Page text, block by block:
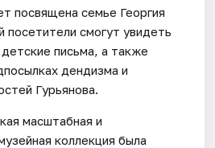
посвящена семье Георгия
посетители смогут увидеть
письма, а также
дендизма и
Гурьянова.
масштабная и
коллекция была